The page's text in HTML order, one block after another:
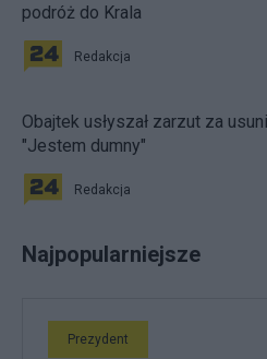
podróż do Krala
Redakcja
Obajtek usłyszał zarzut za
"Jestem dumny"
Redakcja
Najpopularniejsze
Prezydent